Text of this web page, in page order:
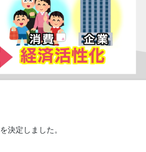
決定しました。